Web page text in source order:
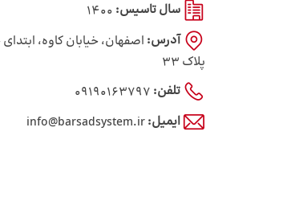
سال تاسیس: 1400
آدرس: اصفهان، خیابان کاوه،
پلاک 33
تلفن: 09190163797
ایمیل:info@barsadsystem.ir